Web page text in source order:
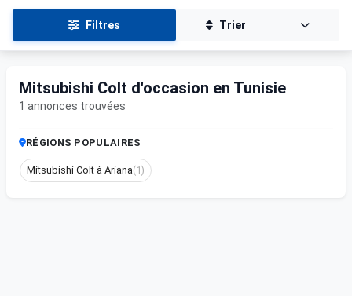
Filtres Trier
Mitsubishi Colt d'occasion en Tunisie
1 annonces trouvées
RÉGIONS POPULAIRES
Mitsubishi Colt à Ariana(1)